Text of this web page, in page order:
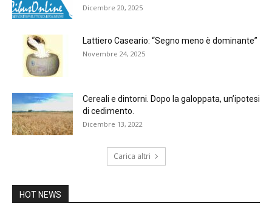
Dicembre 20, 2025
Lattiero Caseario: “Segno meno è dominante”
Novembre 24, 2025
Cereali e dintorni. Dopo la galoppata, un’ipotesi
di cedimento.
Dicembre 13, 2022
Carica altri
HOT NEWS